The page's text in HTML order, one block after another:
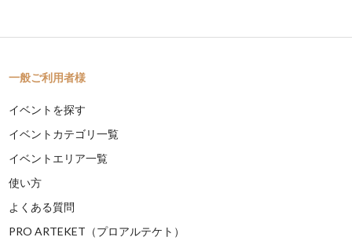
一般ご利用者様
イベントを探す
イベントカテゴリ一覧
イベントエリア一覧
使い方
よくある質問
PRO ARTEKET（プロアルテケト）